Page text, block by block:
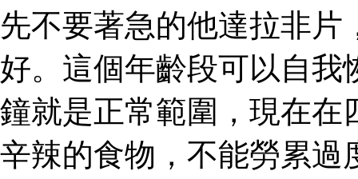
先不要著急的他達拉非
好。這個年齡段可以自我
鐘就是正常範圍，現在在
辛辣的食物，不能勞累過